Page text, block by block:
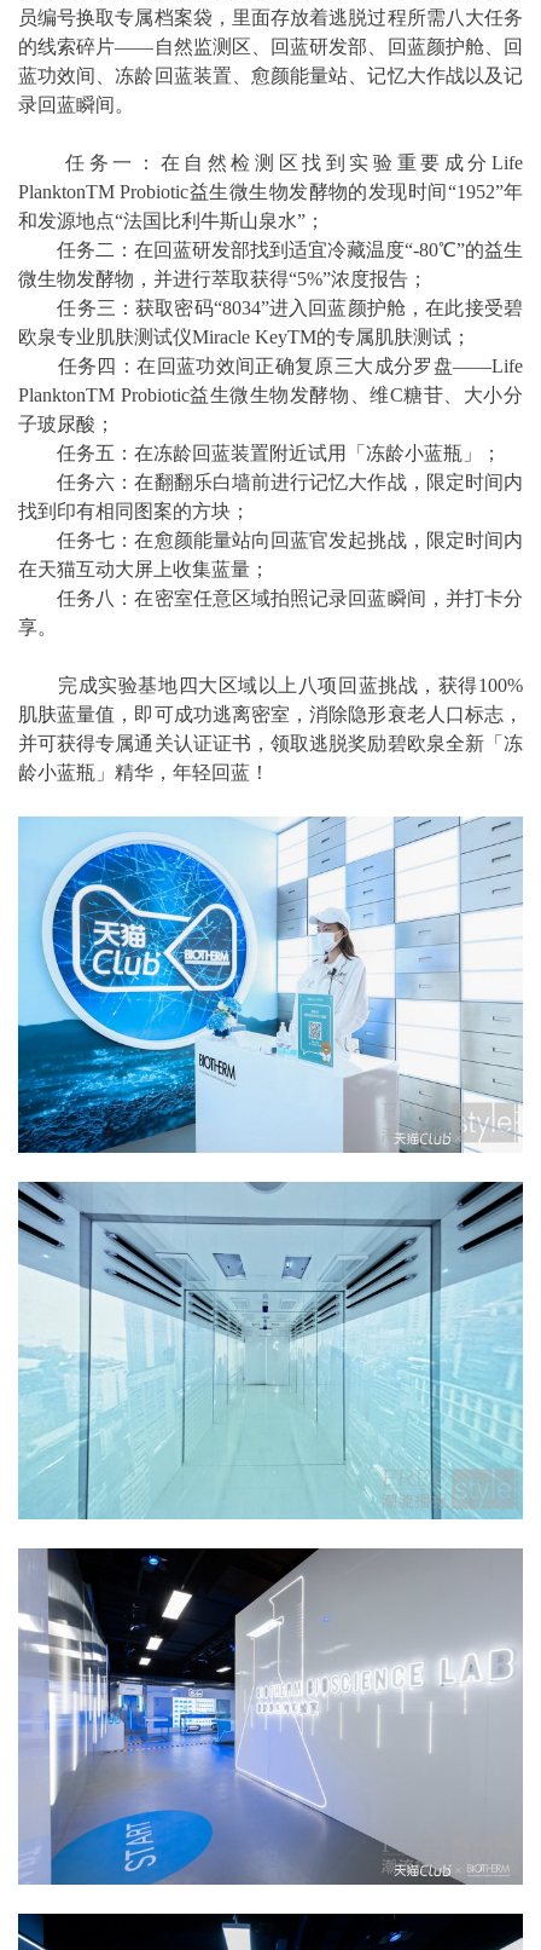
员编号换取专属档案袋，里面存放着逃脱过程所需八大任务
的线索碎片——自然监测区、回蓝研发部、回蓝颜护舱、回
蓝功效间、冻龄回蓝装置、愈颜能量站、记忆大作战以及记
录回蓝瞬间。
任务一：在自然检测区找到实验重要成分Life
PlanktonTM Probiotic益生微生物发酵物的发现时间“1952”年
和发源地点“法国比利牛斯山泉水”；
任务二：在回蓝研发部找到适宜冷藏温度“-80℃”的益生
微生物发酵物，并进行萃取获得“5%”浓度报告；
任务三：获取密码“8034”进入回蓝颜护舱，在此接受碧
欧泉专业肌肤测试仪Miracle KeyTM的专属肌肤测试；
任务四：在回蓝功效间正确复原三大成分罗盘——Life
PlanktonTM Probiotic益生微生物发酵物、维C糖苷、大小分
子玻尿酸；
任务五：在冻龄回蓝装置附近试用「冻龄小蓝瓶」；
任务六：在翻翻乐白墙前进行记忆大作战，限定时间内
找到印有相同图案的方块；
任务七：在愈颜能量站向回蓝官发起挑战，限定时间内
在天猫互动大屏上收集蓝量；
任务八：在密室任意区域拍照记录回蓝瞬间，并打卡分
享。
完成实验基地四大区域以上八项回蓝挑战，获得100%
肌肤蓝量值，即可成功逃离密室，消除隐形衰老人口标志，
并可获得专属通关认证证书，领取逃脱奖励碧欧泉全新「冻
龄小蓝瓶」精华，年轻回蓝！